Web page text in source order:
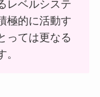
レベルシステ
極的に活動す
っては更なる